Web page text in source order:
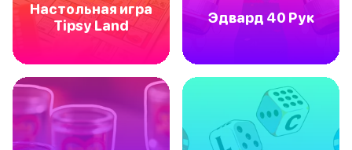
Настольная игра
Tipsy Land
Эдвард 40 Рук